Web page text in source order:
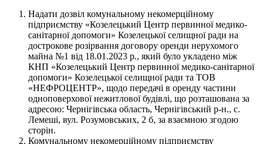
Надати дозвіл комунальному некомерційному
підприємству «Козелецький Центр первинної медико-
санітарної допомоги» Козелецької селищної ради на
дострокове розірвання договору оренди нерухомого
майна №1 від 18.01.2023 р., який було укладено між
КНП «Козелецький Центр первинної медико-санітарної
допомоги» Козелецької селищної ради та ТОВ
«НЕФРОЦЕНТР», щодо передачі в оренду частини
одноповерхової нежитлової будівлі, що розташована за
адресою: Чернігівська область, Чернігівський р-н., с.
Лемеші, вул. Розумовських, 2 б, за взаємною згодою
сторін.
Комунальному некомерційному підприємству